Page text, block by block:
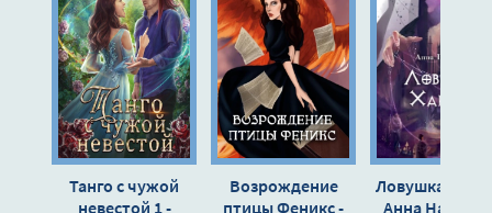
Глава 12. Плата
Глава 13. Ловушка
Глава 14. Верховная
Глава 15. Пробуждение
Глава 16. Условие
Глава 17. Клятва
Танго с чужой
невестой 1 -
Возрождение
птицы Феникс -
Ловушка
Анна